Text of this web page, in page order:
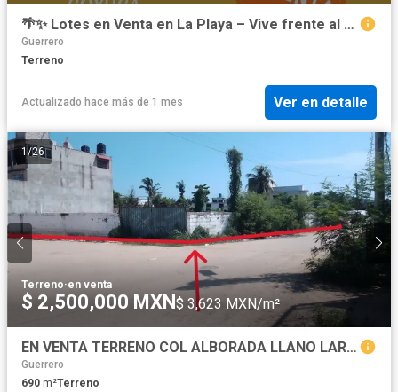
🌴✨ Lotes en Venta en La Playa – Vive frente al Pacífico 🌊
Guerrero
Terreno
Actualizado hace más de 1 mes Ver en detalle
1 /26
Terreno·en venta
$ 2,500,000 MXN$ 3,623 MXN/m²
EN VENTA TERRENO COL ALBORADA LLANO LARGO ACAPULCO
Guerrero
690 m²Terreno